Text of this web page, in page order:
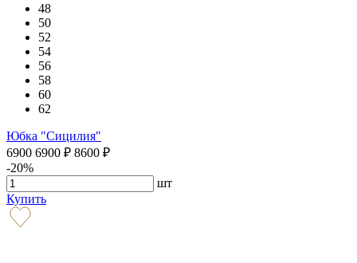
48
50
52
54
56
58
60
62
Юбка "Сицилия"
6900 6900 ₽ 8600 ₽
-20%
шт
Купить